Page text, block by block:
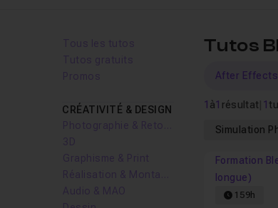
Tous les tutos
Tutos gratuits
Promos
CRÉATIVITÉ & DESIGN
3D
Graphisme & Print
Audio & MAO
Tutos
After Effects
1 à1 résultat 1
Simulation
Formation
longue)
159h